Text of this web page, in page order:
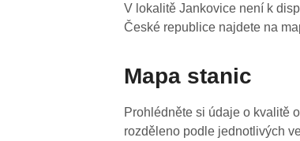
V lokalitě Jankovice není k
České republice najdete na
Mapa stanic
Prohlédněte si údaje o kvalitě
rozděleno podle jednotlivých